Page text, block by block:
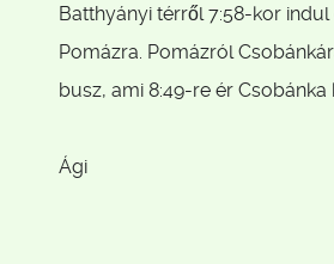
Batthyányi térről 7:58-kor indul
Pomázra. Pomázról
busz, ami 8:49-re ér Csobánka
Ági